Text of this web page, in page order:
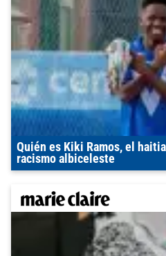
Quién es Kiki Ramos, el
racismo albiceleste